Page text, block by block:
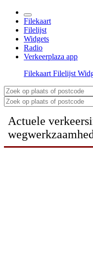
Filekaart
Filelijst
Widgets
Radio
Verkeerplaza app
Filekaart Filelijst
Actuele